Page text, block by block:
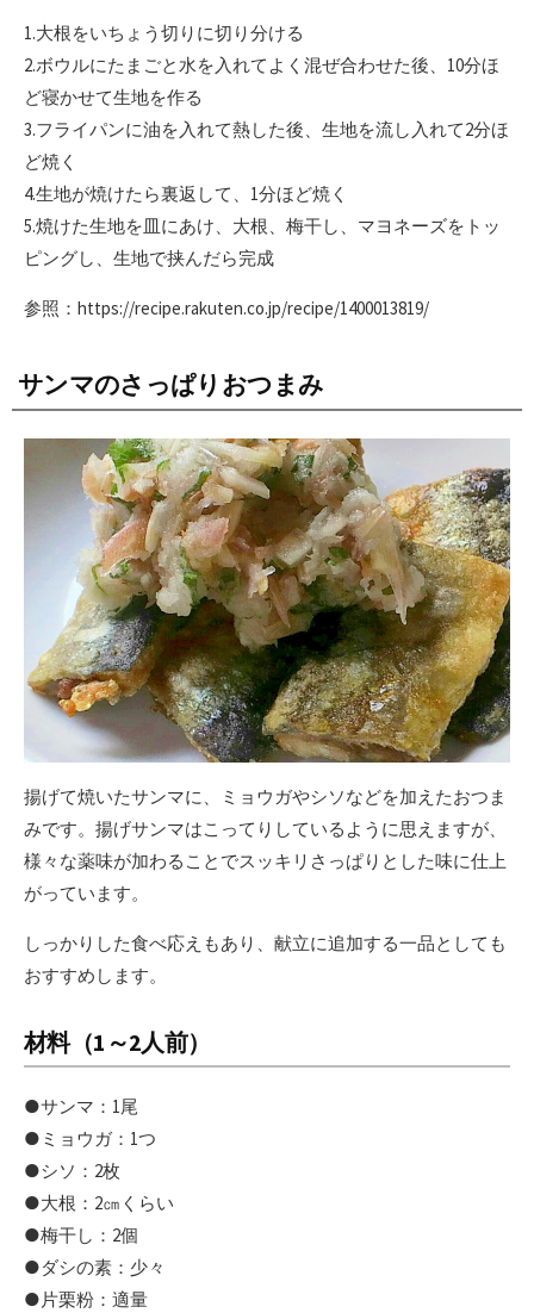
1.大根をいちょう切りに切り分ける
2.ボウルにたまごと水を入れてよく混ぜ合わせた後、10分ほ
ど寝かせて生地を作る
3.フライパンに油を入れて熱した後、生地を流し入れて2分ほ
ど焼く
4.生地が焼けたら裏返して、1分ほど焼く
5.焼けた生地を皿にあけ、大根、梅干し、マヨネーズをトッ
ピングし、生地で挟んだら完成
参照：https://recipe.rakuten.co.jp/recipe/1400013819/
サンマのさっぱりおつまみ
揚げて焼いたサンマに、ミョウガやシソなどを加えたおつま
みです。揚げサンマはこってりしているように思えますが、
様々な薬味が加わることでスッキリさっぱりとした味に仕上
がっています。
しっかりした食べ応えもあり、献立に追加する一品としても
おすすめします。
材料（1～2人前）
●サンマ：1尾
●ミョウガ：1つ
●シソ：2枚
●大根：2㎝くらい
●梅干し：2個
●ダシの素：少々
●片栗粉：適量